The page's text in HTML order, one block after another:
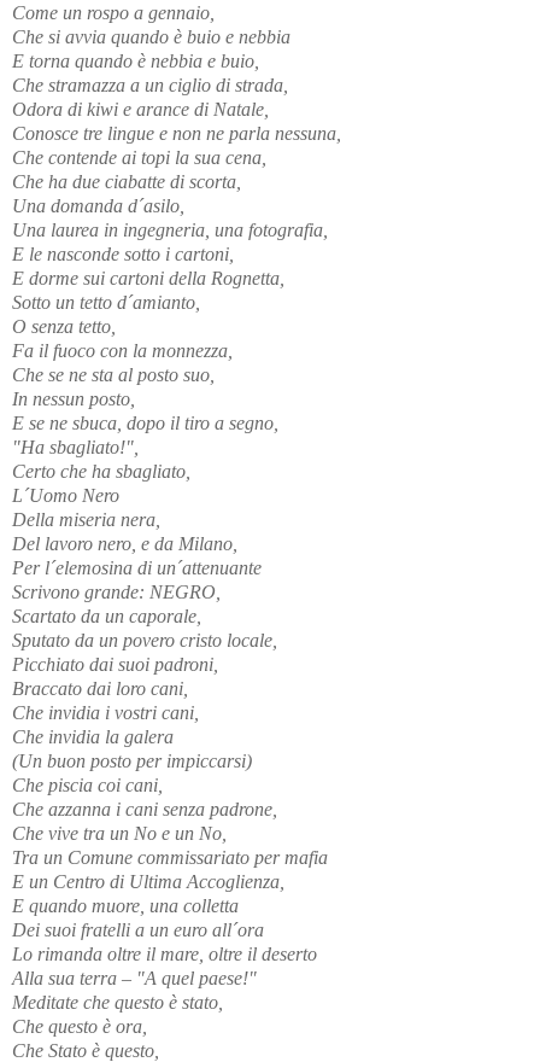
Come un rospo a gennaio,
Che si avvia quando è buio e nebbia
E torna quando è nebbia e buio,
Che stramazza a un ciglio di strada,
Odora di kiwi e arance di Natale,
Conosce tre lingue e non ne parla nessuna,
Che contende ai topi la sua cena,
Che ha due ciabatte di scorta,
Una domanda d´asilo,
Una laurea in ingegneria, una fotografia,
E le nasconde sotto i cartoni,
E dorme sui cartoni della Rognetta,
Sotto un tetto d´amianto,
O senza tetto,
Fa il fuoco con la monnezza,
Che se ne sta al posto suo,
In nessun posto,
E se ne sbuca, dopo il tiro a segno,
"Ha sbagliato!",
Certo che ha sbagliato,
L´Uomo Nero
Della miseria nera,
Del lavoro nero, e da Milano,
Per l´elemosina di un´attenuante
Scrivono grande: NEGRO,
Scartato da un caporale,
Sputato da un povero cristo locale,
Picchiato dai suoi padroni,
Braccato dai loro cani,
Che invidia i vostri cani,
Che invidia la galera
(Un buon posto per impiccarsi)
Che piscia coi cani,
Che azzanna i cani senza padrone,
Che vive tra un No e un No,
Tra un Comune commissariato per mafia
E un Centro di Ultima Accoglienza,
E quando muore, una colletta
Dei suoi fratelli a un euro all´ora
Lo rimanda oltre il mare, oltre il deserto
Alla sua terra – "A quel paese!"
Meditate che questo è stato,
Che questo è ora,
Che Stato è questo,